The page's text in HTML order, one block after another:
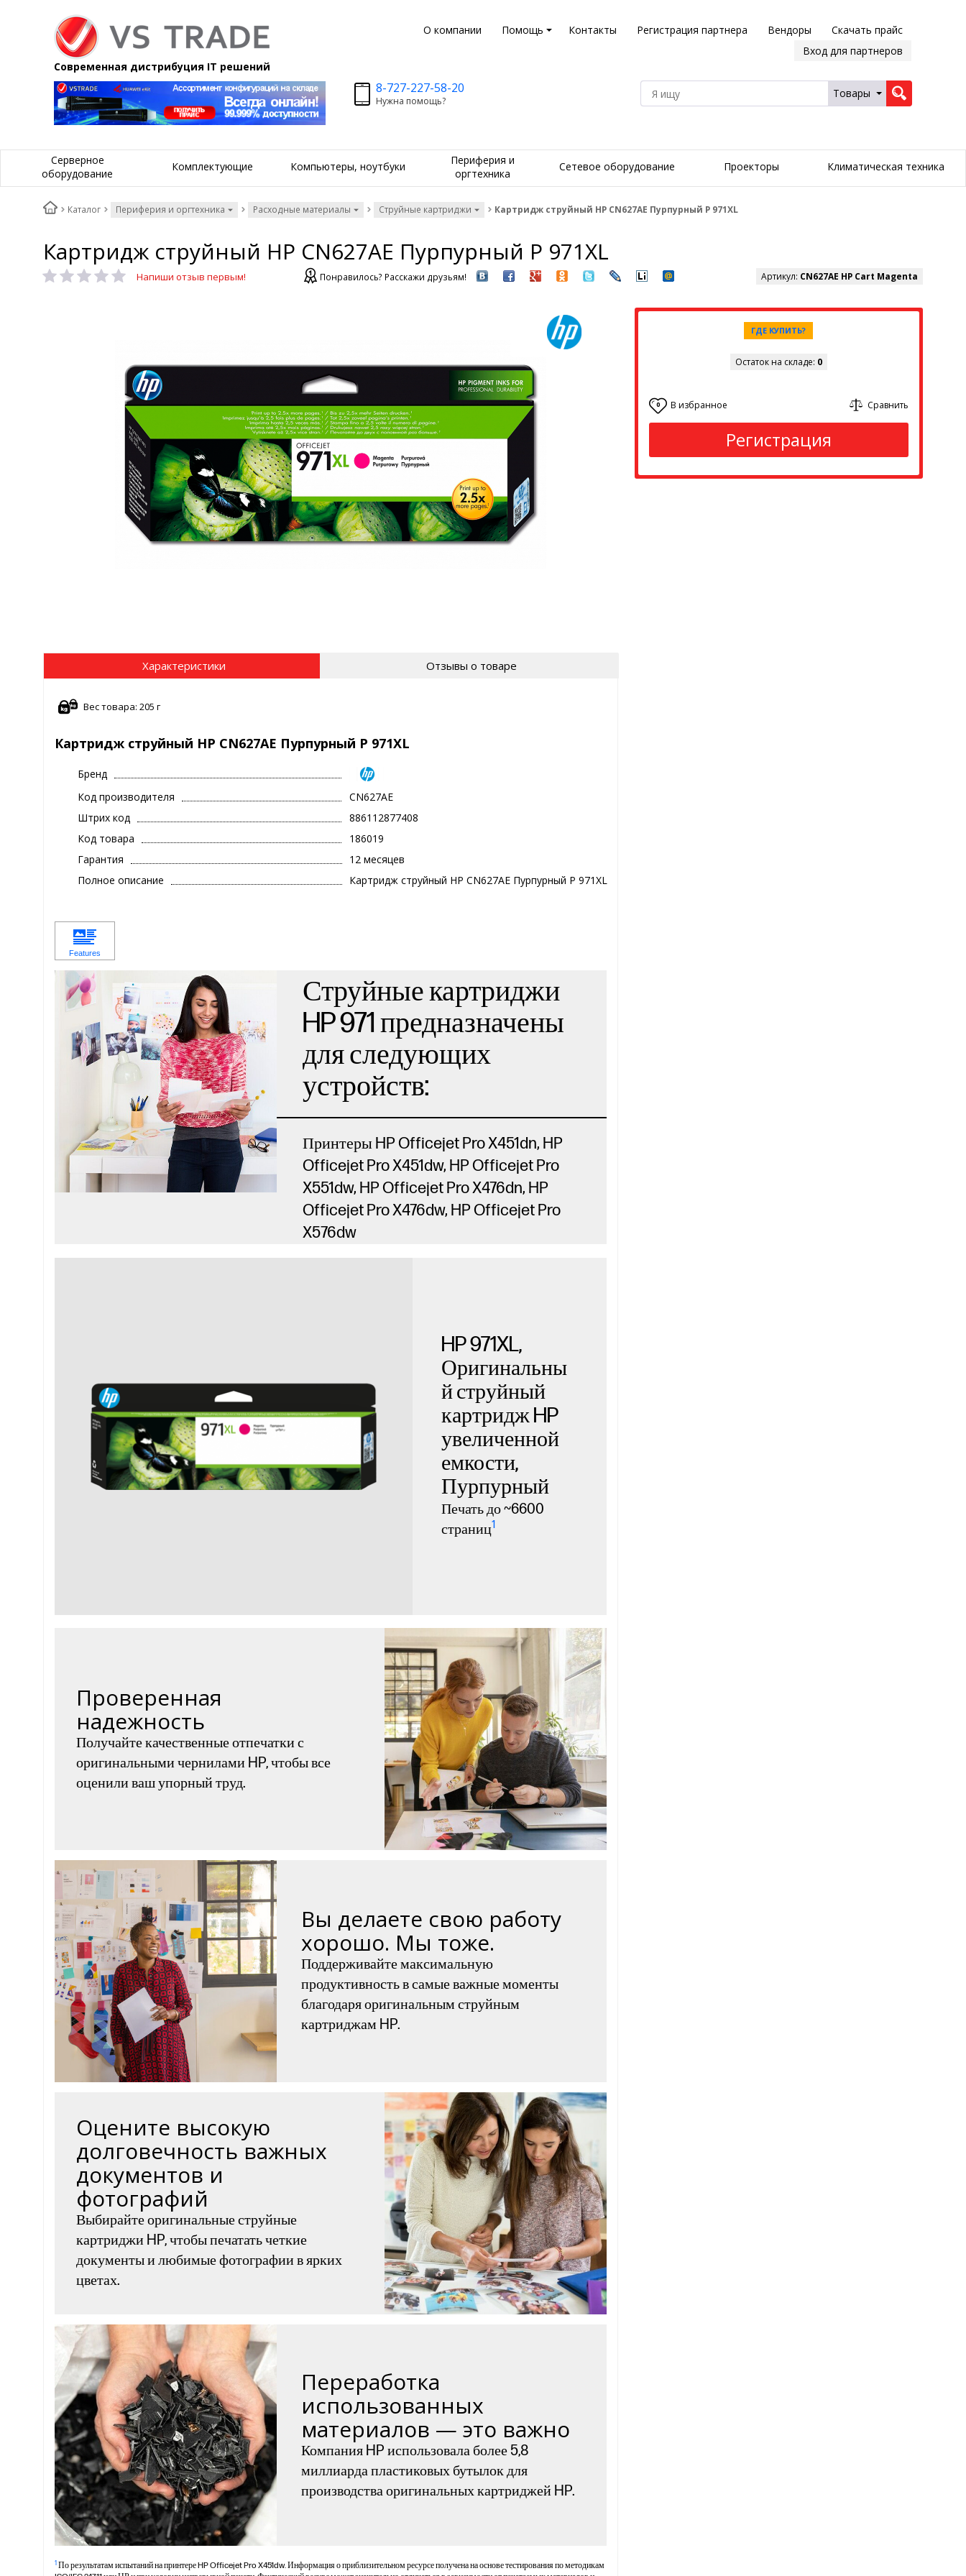
О компании Помощь Контакты Регистрация партнера Вендоры
Скачать прайс
Вход для партнеров
Современная дистрибуция IT решений
8-727-227-58-20
Нужна помощь?
Товары
Серверное
оборудование
Комплектующие Компьютеры, ноутбуки
Периферия и
оргтехника
Сетевое оборудование Проекторы Климатическая техника
Каталог Периферия и оргтехника Расходные материалы Струйные картриджи Картридж струйный HP CN627AE Пурпурный P 971XL
Картридж струйный HP CN627AE Пурпурный P 971XL
Напиши отзыв первым! Понравилось? Расскажи друзьям! Артикул: CN627AE HP Cart Magenta
ГДЕ КУПИТЬ?
Остаток на складе: 0
0 В избранное Сравнить
Регистрация
Характеристики Отзывы о товаре
Вес товара: 205 г
Картридж струйный HP CN627AE Пурпурный P 971XL
Бренд
Код производителя
CN627AE
Штрих код
886112877408
Код товара
186019
Гарантия
12 месяцев
Полное описание
Картридж струйный HP CN627AE Пурпурный P 971XL
Струйные картриджи
HP 971 предназначены
для следующих
устройств:
Принтеры HP Officejet Pro X451dn, HP
Officejet Pro X451dw, HP Officejet Pro
X551dw, HP Officejet Pro X476dn, HP
Officejet Pro X476dw, HP Officejet Pro
X576dw
HP 971XL,
Оригинальны
й струйный
картридж HP
увеличенной
емкости,
Пурпурный
Печать до ~6600
страниц1
Проверенная
надежность
Получайте качественные отпечатки с
оригинальными чернилами HP, чтобы все
оценили ваш упорный труд.
Вы делаете свою работу
хорошо. Мы тоже.
Поддерживайте максимальную
продуктивность в самые важные моменты
благодаря оригинальным струйным
картриджам HP.
Оцените высокую
долговечность важных
документов и
фотографий
Выбирайте оригинальные струйные
картриджи HP, чтобы печатать четкие
документы и любимые фотографии в ярких
цветах.
Переработка
использованных
материалов — это важно
Компания HP использовала более 5,8
миллиарда пластиковых бутылок для
производства оригинальных картриджей HP.
1 По результатам испытаний на принтере HP Officejet Pro X451dw. Информация о приблизительном ресурсе получена на основе тестирования по методикам